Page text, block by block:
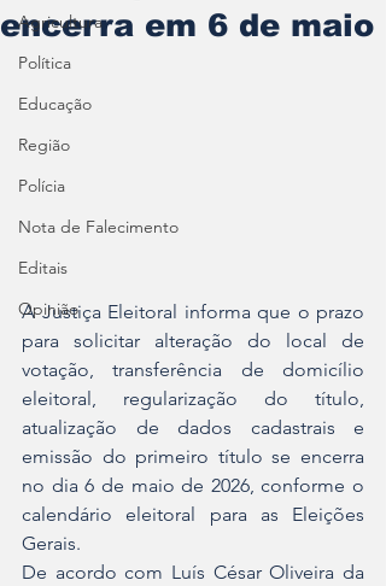
Agricultura
Política
Educação
Região
Polícia
Nota de Falecimento
Editais
Opinião
encerra em 6 de maio
A Justiça Eleitoral informa que o prazo
para solicitar alteração do local de
votação, transferência de domicílio
eleitoral, regularização do título,
atualização de dados cadastrais e
emissão do primeiro título se encerra
no dia 6 de maio de 2026, conforme o
calendário eleitoral para as Eleições
Gerais.
De acordo com Luís César Oliveira da